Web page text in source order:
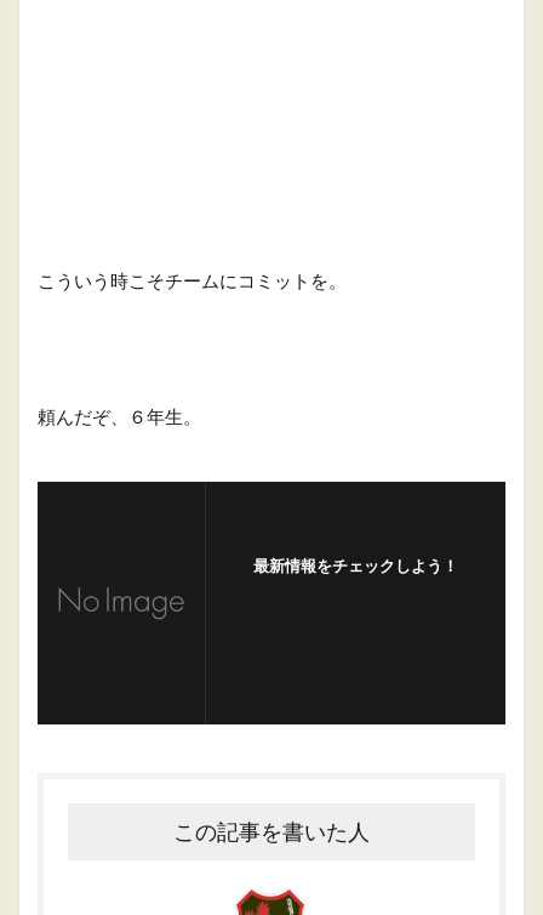
こういう時こそチームにコミットを。
頼んだぞ、６年生。
最新情報をチェックしよう！
この記事を書いた人